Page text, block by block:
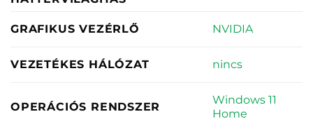
GRAFIKUS VEZÉRLŐ NVIDIA
VEZETÉKES HÁLÓZAT nincs
OPERÁCIÓS RENDSZER
Windows 11
Home